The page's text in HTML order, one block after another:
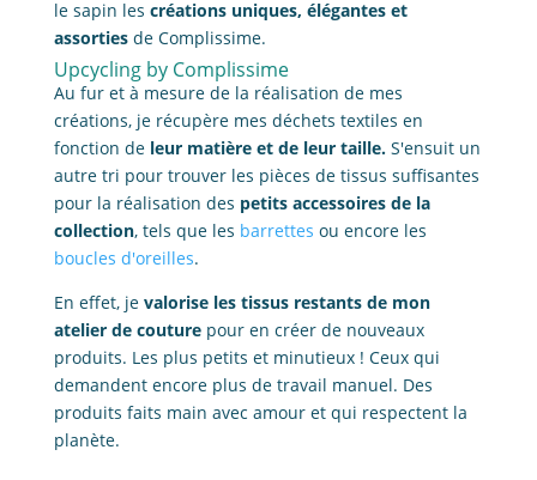
le sapin les créations uniques, élégantes et
assortiesde Complissime.
Upcycling by Complissime
Au fur et à mesure de la réalisation de mes
créations, je récupère mes déchets textiles en
fonction de leur matière et de leur taille.S'ensuit un
autre tri pour trouver les pièces de tissus suffisantes
pour la réalisation des petits accessoires de la
collection, tels que les barrettes ou encore les
boucles d'oreilles.
En effet, jevalorise les tissus restants de mon
atelier de couturepour en créer de nouveaux
produits. Les plus petits et minutieux ! Ceux qui
demandent encore plus de travail manuel. Des
produits faits main avec amour et qui respectent la
planète.